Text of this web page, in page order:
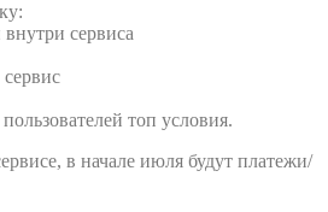
сервиса
топ условия.
в начале июля будут платежи/